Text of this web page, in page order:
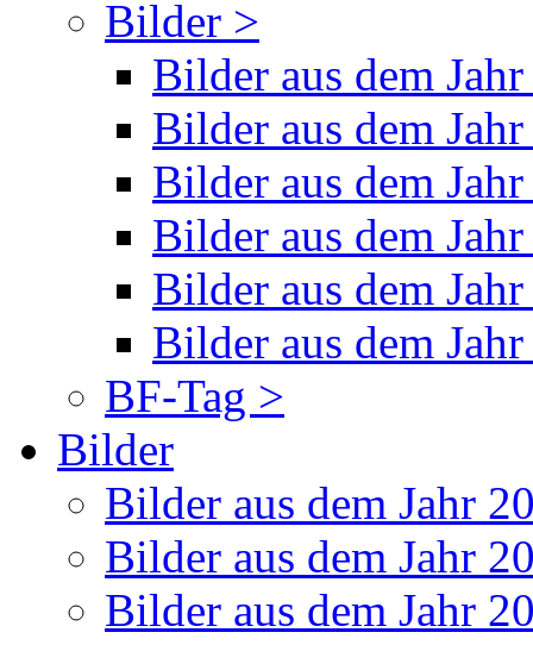
Bilder >
Bilder aus dem
Bilder aus dem
Bilder aus dem
Bilder aus dem
Bilder aus dem
Bilder aus dem
BF-Tag >
Bilder
Bilder aus dem Jahr
Bilder aus dem Jahr
Bilder aus dem Jahr